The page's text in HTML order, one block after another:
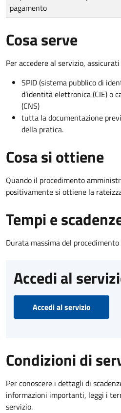
pagamento
Cosa serve
Per accedere al servizio,
SPID (sistema pubblico di
d’identità elettronica (CIE) o
(CNS)
tutta la documentazione
della pratica.
Cosa si ottiene
Quando il procedimento
positivamente si ottiene la
Tempi e
Durata massima del
Accedi al
Accedi al servizio
Condizioni di
Per conoscere i dettagli di
informazioni importanti, leggi i
servizio.